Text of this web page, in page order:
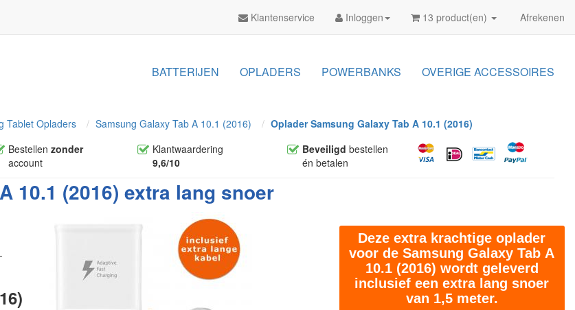
Klantenservice Inloggen 13 product(en) Afrekenen
BATTERIJEN OPLADERS POWERBANKS OVERIGE ACCESSOIRES
Tablet Opladers Samsung Galaxy Tab A 10.1 (2016)
Oplader Samsung Galaxy Tab A 10.1 (2016)
Bestellen zonder
account
Klantwaardering
9,6/10
Beveiligd bestellen
én betalen
10.1 (2016) extra lang snoer
Deze extra krachtige oplader
voor de Samsung Galaxy Tab A
10.1 (2016) wordt geleverd
inclusief een extra lang snoer
van 1,5 meter.